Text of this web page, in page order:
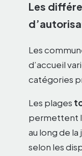
Les
Les
d’accueil
catégories
Les plages
permettent
au long de la
selon les